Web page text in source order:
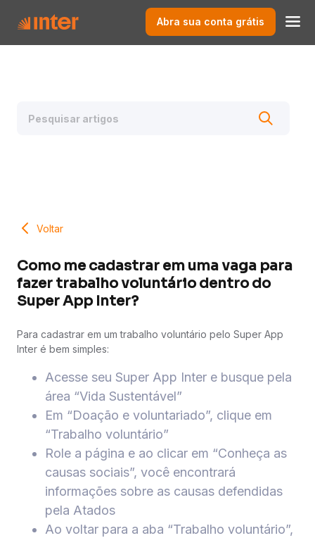
Abra sua conta grátis
Voltar
Como me cadastrar em uma vaga para
fazer trabalho voluntário dentro do
Super App Inter?
Para cadastrar em um trabalho voluntário pelo Super App
Inter é bem simples:
Acesse seu Super App Inter e busque pela
área “Vida Sustentável”
Em “Doação e voluntariado”, clique em
“Trabalho voluntário”
Role a página e ao clicar em “Conheça as
causas sociais”, você encontrará
informações sobre as causas defendidas
pela Atados
Ao voltar para a aba “Trabalho voluntário”,